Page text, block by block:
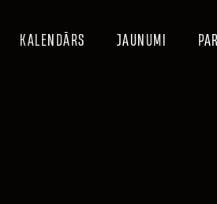
KALENDĀRS JAUNUMI